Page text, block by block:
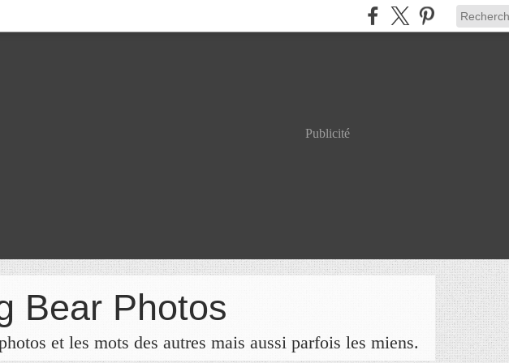
Publicité
Bear Photos
et les mots des autres mais aussi parfois les miens.